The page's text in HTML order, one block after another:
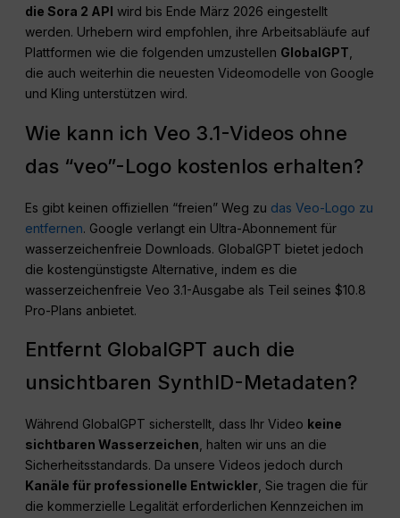
die Sora 2 API wird bis Ende März 2026 eingestellt
werden. Urhebern wird empfohlen, ihre Arbeitsabläufe auf
Plattformen wie die folgenden umzustellen GlobalGPT,
die auch weiterhin die neuesten Videomodelle von Google
und Kling unterstützen wird.
Wie kann ich Veo 3.1-Videos ohne
das “veo”-Logo kostenlos erhalten?
Es gibt keinen offiziellen “freien” Weg zu das Veo-Logo zu
entfernen. Google verlangt ein Ultra-Abonnement für
wasserzeichenfreie Downloads. GlobalGPT bietet jedoch
die kostengünstigste Alternative, indem es die
wasserzeichenfreie Veo 3.1-Ausgabe als Teil seines $10.8
Pro-Plans anbietet.
Entfernt GlobalGPT auch die
unsichtbaren SynthID-Metadaten?
Während GlobalGPT sicherstellt, dass Ihr Video keine
sichtbaren Wasserzeichen , halten wir uns an die
Sicherheitsstandards. Da unsere Videos jedoch durch
Kanäle für professionelle Entwickler , Sie tragen die für
die kommerzielle Legalität erforderlichen Kennzeichen im